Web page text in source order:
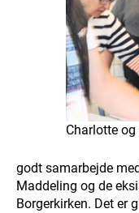
Charlotte
godt samarbejde
Maddeling og de
Borgerkirken. Det er